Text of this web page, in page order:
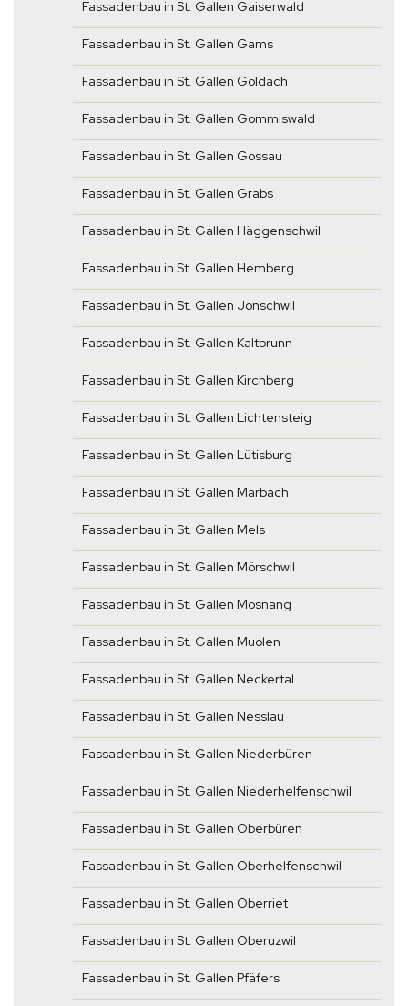
Fassadenbau in St. Gallen Gaiserwald
Fassadenbau in St. Gallen Gams
Fassadenbau in St. Gallen Goldach
Fassadenbau in St. Gallen Gommiswald
Fassadenbau in St. Gallen Gossau
Fassadenbau in St. Gallen Grabs
Fassadenbau in St. Gallen Häggenschwil
Fassadenbau in St. Gallen Hemberg
Fassadenbau in St. Gallen Jonschwil
Fassadenbau in St. Gallen Kaltbrunn
Fassadenbau in St. Gallen Kirchberg
Fassadenbau in St. Gallen Lichtensteig
Fassadenbau in St. Gallen Lütisburg
Fassadenbau in St. Gallen Marbach
Fassadenbau in St. Gallen Mels
Fassadenbau in St. Gallen Mörschwil
Fassadenbau in St. Gallen Mosnang
Fassadenbau in St. Gallen Muolen
Fassadenbau in St. Gallen Neckertal
Fassadenbau in St. Gallen Nesslau
Fassadenbau in St. Gallen Niederbüren
Fassadenbau in St. Gallen Niederhelfenschwil
Fassadenbau in St. Gallen Oberbüren
Fassadenbau in St. Gallen Oberhelfenschwil
Fassadenbau in St. Gallen Oberriet
Fassadenbau in St. Gallen Oberuzwil
Fassadenbau in St. Gallen Pfäfers